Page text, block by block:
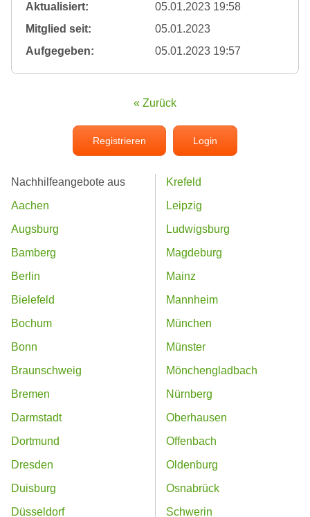
Aktualisiert:
05.01.2023 19:58
Mitglied seit:
05.01.2023
Aufgegeben:
05.01.2023 19:57
« Zurück
Registrieren Login
Nachhilfeangebote aus
Aachen
Augsburg
Bamberg
Berlin
Bielefeld
Bochum
Bonn
Braunschweig
Bremen
Darmstadt
Dortmund
Dresden
Duisburg
Düsseldorf
Krefeld
Leipzig
Ludwigsburg
Magdeburg
Mainz
Mannheim
München
Münster
Mönchengladbach
Nürnberg
Oberhausen
Offenbach
Oldenburg
Osnabrück
Schwerin